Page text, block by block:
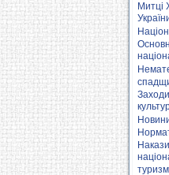
Митці